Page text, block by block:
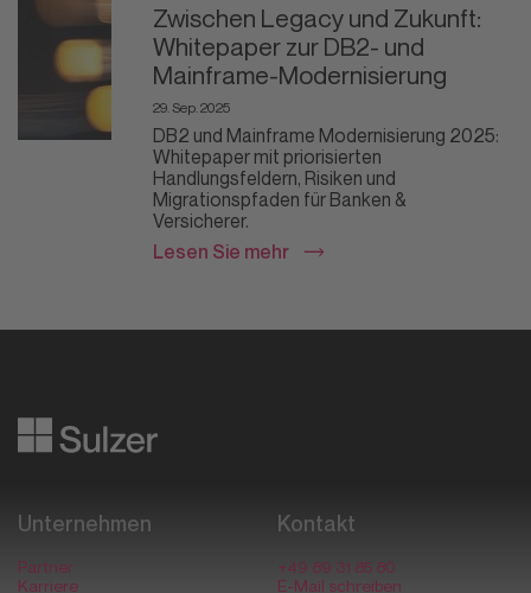
Zwischen Legacy und Zukunft:
Whitepaper zur DB2- und
Mainframe-Modernisierung
29. Sep. 2025
DB2 und Mainframe Modernisierung 2025:
Whitepaper mit priorisierten
Handlungsfeldern, Risiken und
Migrationspfaden für Banken &
Versicherer.
Lesen Sie mehr
Unternehmen
Partner
Karriere
Kontakt
+49 89 31 85 80
E-Mail schreiben